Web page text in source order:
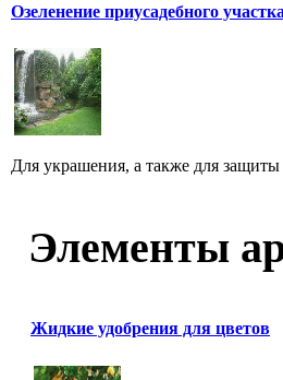
Озеленение приусадебного участка
Для украшения, а также для защиты
Элементы
Жидкие удобрения для цветов